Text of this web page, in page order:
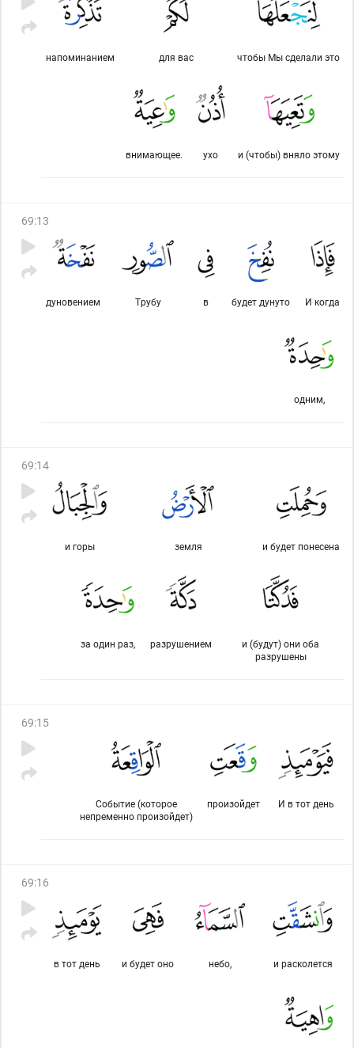
чтобы Мы сделали это
для вас
напоминанием
и (чтобы) вняло этому
ухо
внимающее.
69:13
И когда
будет дунуто
в
Трубу
дуновением
одним,
69:14
и будет понесена
земля
и горы
и (будут) они оба
разрушены
разрушением
за один раз,
69:15
И в тот день
произойдет
Событие (которое
непременно произойдет)
69:16
и расколется
небо,
и будет оно
в тот день